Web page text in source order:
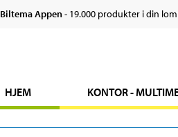
Biltema Appen- 19.000 produkter i din
HJEM KONTOR -